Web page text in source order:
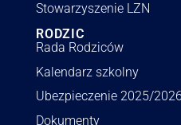
Stowarzyszenie LZN
RODZIC
Rada Rodziców
Kalendarz szkolny
Ubezpieczenie 2025/2026
Dokumenty